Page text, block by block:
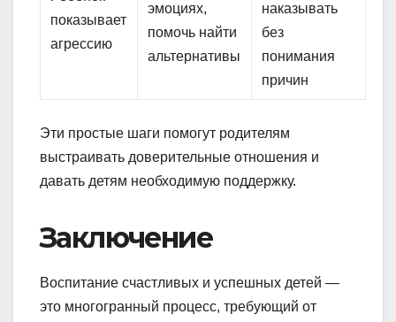
показывает
агрессию
эмоциях,
помочь найти
альтернативы
наказывать
без
понимания
причин
Эти простые шаги помогут родителям
выстраивать доверительные отношения и
давать детям необходимую поддержку.
Заключение
Воспитание счастливых и успешных детей —
это многогранный процесс, требующий от